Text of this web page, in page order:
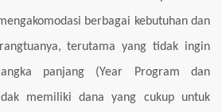
berbagai kebutuhan dan
terutama yang tidak ingin
panjang (Year Program dan
memiliki dana yang cukup untuk